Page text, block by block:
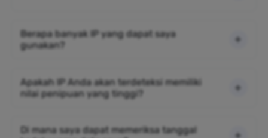
Berapa banyak IP yang dapat saya
gunakan?
Apakah IP Anda akan terdeteksi memiliki
nilai penipuan yang tinggi?
Di mana saya dapat memeriksa tanggal